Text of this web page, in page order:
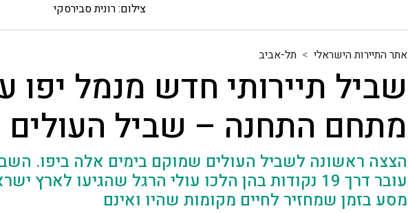
צילום: רונית סבירסקי
אתר התיירות הישראלי תל-אביב
​​שביל תיירותי חדש מנמל יפו
מתחם התחנה – שביל העולים
הצצה ראשונה לשביל העולים שמוקם בימים אלה ביפו.
עובר דרך 19 נקודות בהן הלכו עולי הרגל שהגיעו לארץ
מסע בזמן שמחזיר לחיים מקומות שהיו ואינם